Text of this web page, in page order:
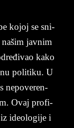
ko­joj se sni­
jav­nim
kako
po­li­ti­ku. U
ne­po­ve­ren­
Ovaj pro­fi­
ide­o­lo­gi­je i